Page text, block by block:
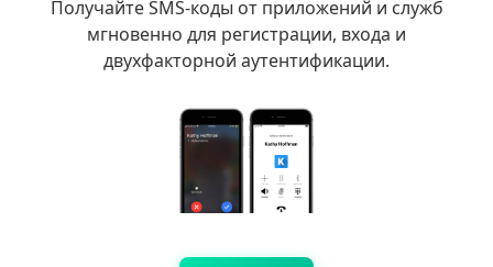
Получайте SMS-коды от приложений и служб
мгновенно для регистрации, входа и
двухфакторной аутентификации.